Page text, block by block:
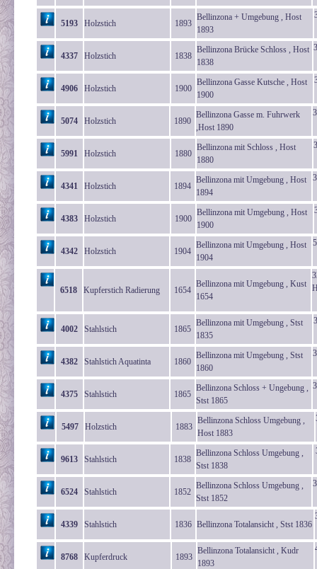
5193 Holzstich 1893
Bellinzona + Umgebung , Host
1893
4337 Holzstich 1838
Bellinzona Brücke Schloss , Host
1838
4906 Holzstich 1900
Bellinzona Gasse Kutsche , Host
1900
5074 Holzstich 1890
Bellinzona Gasse m. Fuhrwerk
,Host 1890
5991 Holzstich 1880
Bellinzona mit Schloss , Host
1880
4341 Holzstich 1894
Bellinzona mit Umgebung , Host
1894
4383 Holzstich 1900
Bellinzona mit Umgebung , Host
1900
4342 Holzstich 1904
Bellinzona mit Umgebung , Host
1904
6518 Kupferstich Radierung 1654
Bellinzona mit Umgebung , Kust
1654
4002 Stahlstich 1865
Bellinzona mit Umgebung , Stst
1835
4382 Stahlstich Aquatinta 1860
Bellinzona mit Umgebung , Stst
1860
4375 Stahlstich 1865
Bellinzona Schloss + Ungebung ,
Stst 1865
5497 Holzstich 1883
Bellinzona Schloss Umgebung ,
Host 1883
9613 Stahlstich 1838
Bellinzona Schloss Umgebung ,
Stst 1838
6524 Stahlstich 1852
Bellinzona Schloss Umgebung ,
Stst 1852
4339 Stahlstich 1836 Bellinzona Totalansicht , Stst 1836
8768 Kupferdruck 1893
Bellinzona Totalansicht , Kudr
1893